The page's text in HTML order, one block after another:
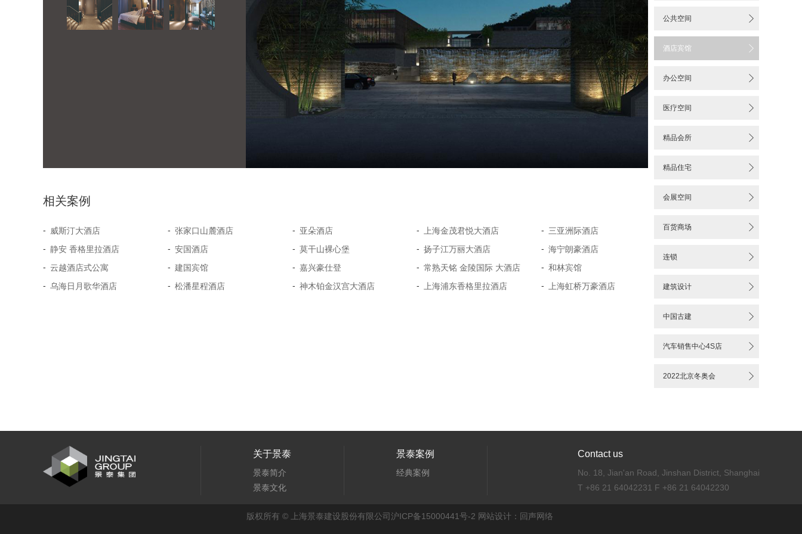
公共空间 
酒店宾馆 
办公空间 
医疗空间 
精品会所 
精品住宅 
会展空间 
百货商场 
连锁 
建筑设计 
中国古建 
汽车销售中心4S店 
2022北京冬奥会 
相关案例
- 威斯汀大酒店 - 张家口山麓酒店 - 亚朵酒店 - 上海金茂君悦大酒店 - 三亚洲际酒店
- 静安 香格里拉酒店 - 安国酒店 - 莫干山裸心堡 - 扬子江万丽大酒店 - 海宁朗豪酒店
- 云越酒店式公寓 - 建国宾馆 - 嘉兴豪仕登 - 常熟天铭 金陵国际 大酒店 - 和林宾馆
- 乌海日月歌华酒店 - 松潘星程酒店 - 神木铂金汉宫大酒店 - 上海浦东香格里拉酒店 - 上海虹桥万豪酒店
关于景泰
景泰简介
景泰文化
景泰案例
经典案例
Contact us
No. 18, Jian'an Road, Jinshan District, Shanghai
T +86 21 64042231 F +86 21 64042230
版权所有 © 上海景泰建设股份有限公司沪ICP备15000441号-2 网站设计：回声网络